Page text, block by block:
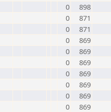
0
898
0
871
0
871
0
869
0
869
0
869
0
869
0
869
0
869
0
869